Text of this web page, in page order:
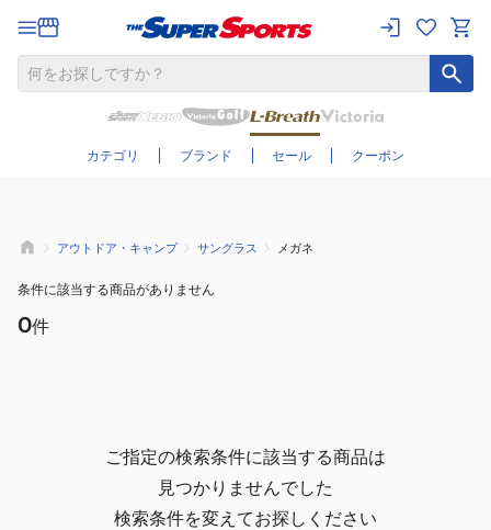
カテゴリ ブランド セール クーポン
さらに絞り込む
アウトドア・キャンプ サングラス メガネ
条件に該当する商品がありません
0件
ご指定の検索条件に該当する商品は
見つかりませんでした
検索条件を変えてお探しください